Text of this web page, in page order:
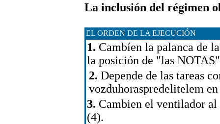
La inclusión del régimen
EL ORDEN DE LA EJECUCIÓN
1. Cambíen la palanca de
la posición de "las
2. Depende de las tareas
vozduhoraspredelitelem
3. Cambien el ventilador
(4).